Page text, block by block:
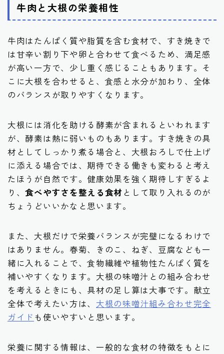
牛肉と大根の栄養相性
牛肉はたんぱく質や脂質を含む食材で、すき焼きで
は甘辛い割り下や卵と合わせて食べるため、満足感
が高い一方で、少し重く感じることもあります。そ
こに大根を合わせると、食感と水分が加わり、全体
のバランスが取りやすくなります。
大根には消化を助ける酵素が含まれるといわれます
が、酵素は熱に弱いものもあります。すき焼きの具
材としてしっかり煮る場合と、大根おろしで仕上げ
に添える場合では、期待できる働きも変わると考え
たほうが自然です。健康効果を強く期待しすぎるよ
り、食べやすさを整える食材 として取り入れるのが
ちょうどいいかなと思います。
また、大根だけで栄養バランスが完璧になるわけで
はありません。春菊、きのこ、ねぎ、豆腐なども一
緒に入れることで、食物繊維や植物性たんぱく質を
補いやすくなります。大根の味噌汁との組み合わせ
を考えるときにも、具材の足し算は大事です。献立
全体で考えたい方は、 大根の味噌汁組み合わせ完全
ガイド も使いやすいと思います。
栄養に関する情報は、一般的な食材の特徴をもとに